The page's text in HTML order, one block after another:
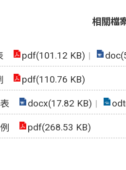
相關檔
pdf(101.12 KB)
pdf(110.76 KB)
docx(17.82 KB)
pdf(268.53 KB)